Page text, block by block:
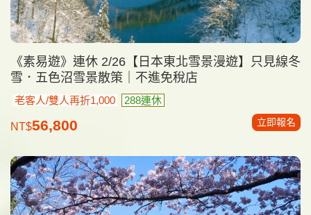
《素易遊》連休 2/26【日本東北雪景漫遊】只見線冬
雪．五色沼雪景散策｜不進免稅店
老客人/雙人再折1,000 288連休
NT$56,800 立即報名